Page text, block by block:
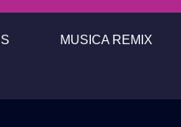
MUSICA REMIX